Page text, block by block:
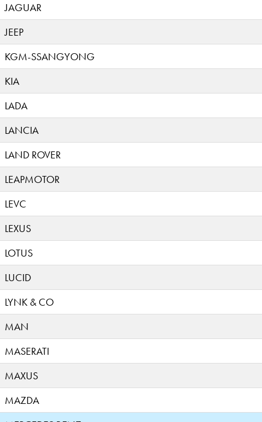
JAGUAR
JEEP
KGM-SSANGYONG
KIA
LADA
LANCIA
LAND ROVER
LEAPMOTOR
LEVC
LEXUS
LOTUS
LUCID
LYNK & CO
MAN
MASERATI
MAXUS
MAZDA